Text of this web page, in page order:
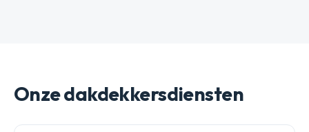
Onze dakdekkersdiensten